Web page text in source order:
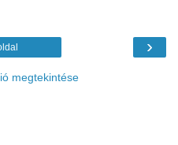
›
megtekintése